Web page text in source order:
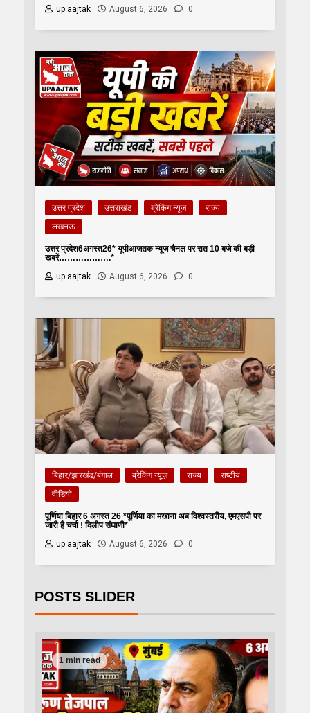
up aajtak
August 6, 2026 0
उत्तर प्रदेश उत्तराखंड ब्रेकिंग न्यूज़
राज्य
लखनऊ
उत्तर प्रदेश6अगस्त26* यूपीआजतक न्यूज चैनल पर रात 10 बजे की बड़ी
खबरें……………….*
up aajtak
August 6, 2026 0
बिहार/झारखंड/बंगाल ब्रेकिंग न्यूज़ राज्य
राष्टीय
वीडियो
पूर्णिया बिहार 6 अगस्त 26 *पूर्णिया का मखाना अब विश्वस्तरीय, एमएसपी पर
जारी है चर्चा ! दिलीप संघाणी*
up aajtak
August 6, 2026 0
POSTS SLIDER
1 min read